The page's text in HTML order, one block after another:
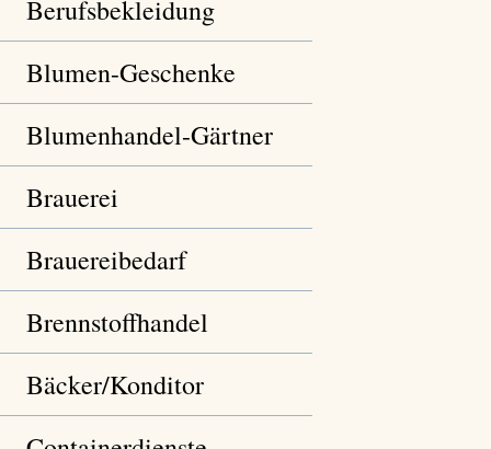
Berufsbekleidung
Blumen-Geschenke
Blumenhandel-Gärtner
Brauerei
Brauereibedarf
Brennstoffhandel
Bäcker/Konditor